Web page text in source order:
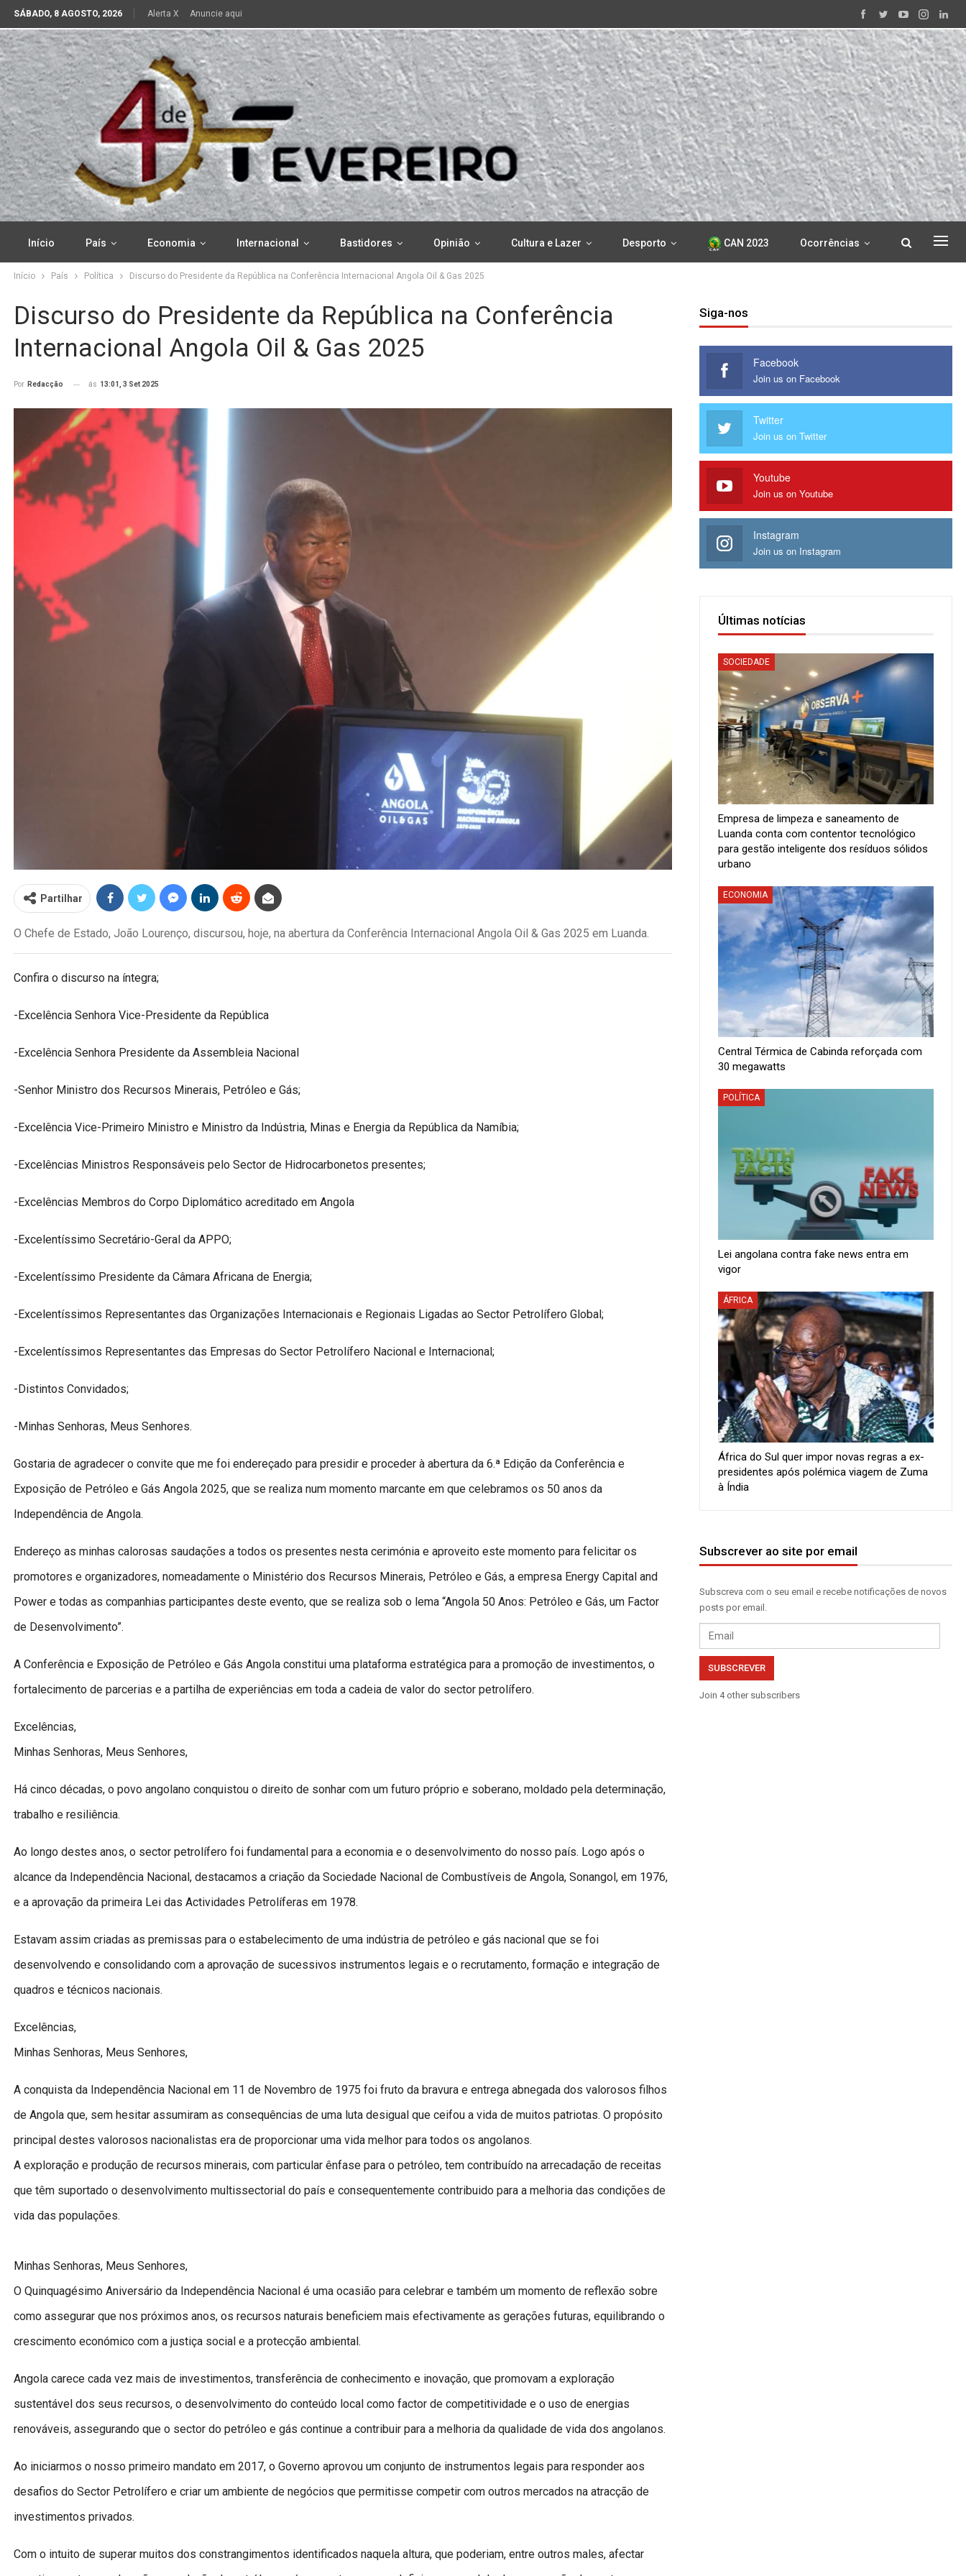
SÁBADO, 8 AGOSTO, 2026 Alerta X Anuncie aqui
Início País Economia Internacional Bastidores Opinião Cultura e Lazer Desporto CAN 2023 Ocorrências
Início País Política Discurso do Presidente da República na Conferência Internacional Angola Oil & Gas 2025
Discurso do Presidente da República na Conferência
Internacional Angola Oil & Gas 2025
Por Redacção ás 13:01, 3 Set 2025
Partilhar
O Chefe de Estado, João Lourenço, discursou, hoje, na abertura da Conferência Internacional Angola Oil & Gas 2025 em Luanda.
Confira o discurso na íntegra;
-Excelência Senhora Vice-Presidente da República
-Excelência Senhora Presidente da Assembleia Nacional
-Senhor Ministro dos Recursos Minerais, Petróleo e Gás;
-Excelência Vice-Primeiro Ministro e Ministro da Indústria, Minas e Energia da República da Namíbia;
-Excelências Ministros Responsáveis pelo Sector de Hidrocarbonetos presentes;
-Excelências Membros do Corpo Diplomático acreditado em Angola
-Excelentíssimo Secretário-Geral da APPO;
-Excelentíssimo Presidente da Câmara Africana de Energia;
-Excelentíssimos Representantes das Organizações Internacionais e Regionais Ligadas ao Sector Petrolífero Global;
-Excelentíssimos Representantes das Empresas do Sector Petrolífero Nacional e Internacional;
-Distintos Convidados;
-Minhas Senhoras, Meus Senhores.
Gostaria de agradecer o convite que me foi endereçado para presidir e proceder à abertura da 6.ª Edição da Conferência e
Exposição de Petróleo e Gás Angola 2025, que se realiza num momento marcante em que celebramos os 50 anos da
Independência de Angola.
Endereço as minhas calorosas saudações a todos os presentes nesta cerimónia e aproveito este momento para felicitar os
promotores e organizadores, nomeadamente o Ministério dos Recursos Minerais, Petróleo e Gás, a empresa Energy Capital and
Power e todas as companhias participantes deste evento, que se realiza sob o lema “Angola 50 Anos: Petróleo e Gás, um Factor
de Desenvolvimento”.
A Conferência e Exposição de Petróleo e Gás Angola constitui uma plataforma estratégica para a promoção de investimentos, o
fortalecimento de parcerias e a partilha de experiências em toda a cadeia de valor do sector petrolífero.
Excelências,
Minhas Senhoras, Meus Senhores,
Há cinco décadas, o povo angolano conquistou o direito de sonhar com um futuro próprio e soberano, moldado pela determinação,
trabalho e resiliência.
Ao longo destes anos, o sector petrolífero foi fundamental para a economia e o desenvolvimento do nosso país. Logo após o
alcance da Independência Nacional, destacamos a criação da Sociedade Nacional de Combustíveis de Angola, Sonangol, em 1976,
e a aprovação da primeira Lei das Actividades Petrolíferas em 1978.
Estavam assim criadas as premissas para o estabelecimento de uma indústria de petróleo e gás nacional que se foi
desenvolvendo e consolidando com a aprovação de sucessivos instrumentos legais e o recrutamento, formação e integração de
quadros e técnicos nacionais.
Excelências,
Minhas Senhoras, Meus Senhores,
A conquista da Independência Nacional em 11 de Novembro de 1975 foi fruto da bravura e entrega abnegada dos valorosos filhos
de Angola que, sem hesitar assumiram as consequências de uma luta desigual que ceifou a vida de muitos patriotas. O propósito
principal destes valorosos nacionalistas era de proporcionar uma vida melhor para todos os angolanos.
A exploração e produção de recursos minerais, com particular ênfase para o petróleo, tem contribuído na arrecadação de receitas
que têm suportado o desenvolvimento multissectorial do país e consequentemente contribuido para a melhoria das condições de
vida das populações.
Minhas Senhoras, Meus Senhores,
O Quinquagésimo Aniversário da Independência Nacional é uma ocasião para celebrar e também um momento de reflexão sobre
como assegurar que nos próximos anos, os recursos naturais beneficiem mais efectivamente as gerações futuras, equilibrando o
crescimento económico com a justiça social e a protecção ambiental.
Angola carece cada vez mais de investimentos, transferência de conhecimento e inovação, que promovam a exploração
sustentável dos seus recursos, o desenvolvimento do conteúdo local como factor de competitividade e o uso de energias
renováveis, assegurando que o sector do petróleo e gás continue a contribuir para a melhoria da qualidade de vida dos angolanos.
Ao iniciarmos o nosso primeiro mandato em 2017, o Governo aprovou um conjunto de instrumentos legais para responder aos
desafios do Sector Petrolífero e criar um ambiente de negócios que permitisse competir com outros mercados na atracção de
investimentos privados.
Com o intuito de superar muitos dos constrangimentos identificados naquela altura, que poderiam, entre outros males, afectar
Siga-nos
Facebook
Join us on Facebook
Twitter
Join us on Twitter
Youtube
Join us on Youtube
Instagram
Join us on Instagram
Últimas notícias
SOCIEDADE
Empresa de limpeza e saneamento de
Luanda conta com contentor tecnológico
para gestão inteligente dos resíduos sólidos
urbano
ECONOMIA
Central Térmica de Cabinda reforçada com
30 megawatts
POLÍTICA
Lei angolana contra fake news entra em
vigor
ÁFRICA
África do Sul quer impor novas regras a ex-
presidentes após polémica viagem de Zuma
à Índia
Subscrever ao site por email
Subscreva com o seu email e recebe notificações de novos
posts por email.
Email
SUBSCREVER
Join 4 other subscribers